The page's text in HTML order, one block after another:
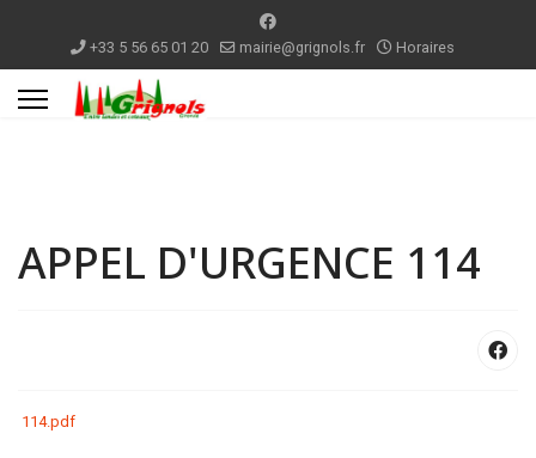
+33 5 56 65 01 20 mairie@grignols.fr Horaires
APPEL D'URGENCE 114
114.pdf